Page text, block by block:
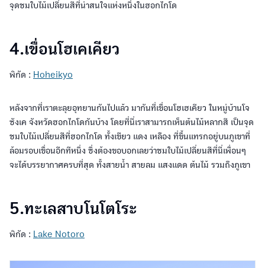
จุดชมใบไม้เปลี่ยนสีที่น่าสนใจแห่งหนึ่งในฮอกไกโด
4.เขื่อนโฮเคเคียว
พิกัด : Hoheikyo
หลังจากที่เราตะลุยอุทยานกันไปแล้ว มากันที่เขื่อนโฮเฮเคียว ในหมู่บ้านโจ
ซังเค จังหวัดฮอกไกโดกันบ้าง โดยที่นี่เราสามารถเห็นต้นไม้หลากสี เป็นจุด
ชมใบไม้เปลี่ยนสีที่ฮอกไกโด ทั้งเขียว แดง เหลือง ที่ขึ้นแทรกอยู่บนภูเขาที่
ล้อมรอบเขื่อนอีกทีหนึ่ง ซึ่งต้องขอบอกเลยว่าชมใบไม้เปลี่ยนสีที่นี่เพื่อนๆ
จะได้บรรยากาศครบที่สุด ทั้งสายน้ำ สายลม แสงแดด ต้นไม้ รวมถึงภูเขา
5.ทะเลสาบโนโตโระ
พิกัด : Lake Notoro